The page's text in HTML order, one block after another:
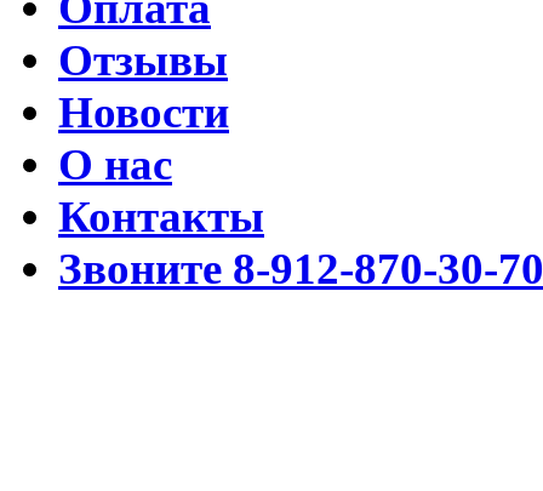
Отзывы
Новости
О нас
Контакты
Звоните 8-912-870-30-70